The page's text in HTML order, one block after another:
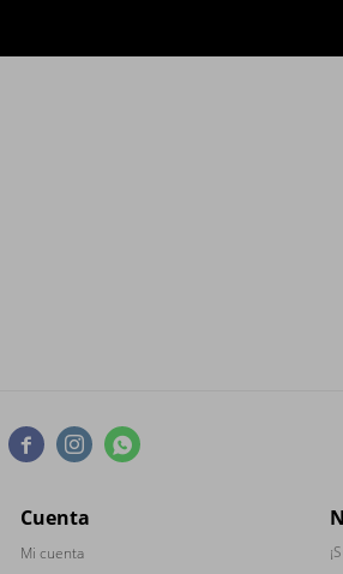
  
Cuenta
Mi cuenta